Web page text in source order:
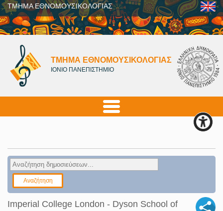
ΤΜΗΜΑ ΕΘΝΟΜΟΥΣΙΚΟΛΟΓΙΑΣ
ΤΜΗΜΑ ΕΘΝΟΜΟΥΣΙΚΟΛΟΓΙΑΣ
ΙΟΝΙΟ ΠΑΝΕΠΙΣΤΗΜΙΟ
Imperial College London - Dyson School of